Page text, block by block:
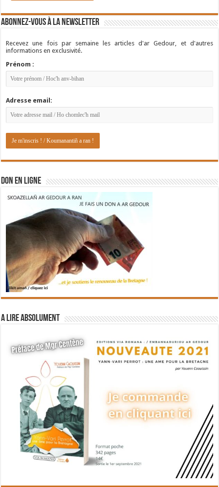
Abonnez-vous à la newsletter
Recevez une fois par semaine les articles d'ar Gedour, et d'autres
informations en exclusivité.
Prénom :
Adresse email:
DON EN LIGNE
A lire absolument